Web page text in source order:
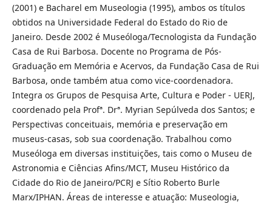
(2001) e Bacharel em Museologia (1995), ambos os títulos
obtidos na Universidade Federal do Estado do Rio de
Janeiro. Desde 2002 é Museóloga/Tecnologista da Fundação
Casa de Rui Barbosa. Docente no Programa de Pós-
Graduação em Memória e Acervos, da Fundação Casa de Rui
Barbosa, onde também atua como vice-coordenadora.
Integra os Grupos de Pesquisa Arte, Cultura e Poder - UERJ,
coordenado pela Profª. Drª. Myrian Sepúlveda dos Santos; e
Perspectivas conceituais, memória e preservação em
museus-casas, sob sua coordenação. Trabalhou como
Museóloga em diversas instituições, tais como o Museu de
Astronomia e Ciências Afins/MCT, Museu Histórico da
Cidade do Rio de Janeiro/PCRJ e Sítio Roberto Burle
Marx/IPHAN. Áreas de interesse e atuação: Museologia,